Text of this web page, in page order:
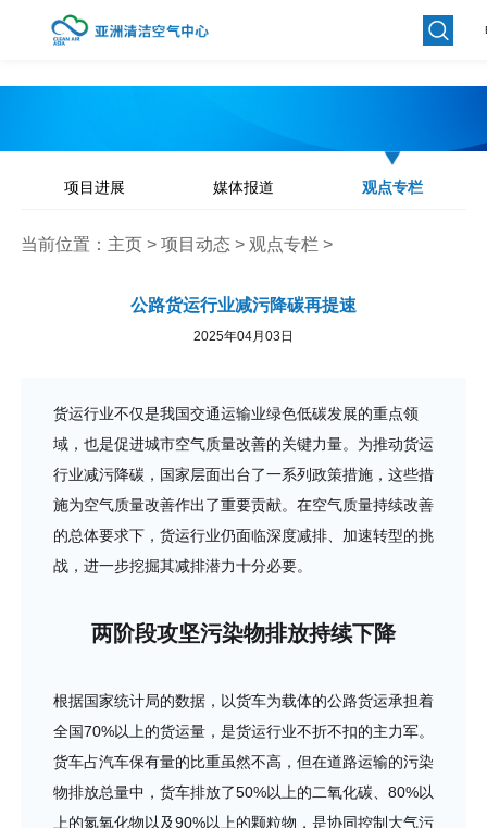
项目进展 媒体报道 观点专栏
当前位置： 主页 >项目动态 >观点专栏 >
公路货运行业减污降碳再提速
2025年04月03日
货运行业不仅是我国交通运输业绿色低碳发展的重点领
域，也是促进城市空气质量改善的关键力量。为推动货运
行业减污降碳，国家层面出台了一系列政策措施，这些措
施为空气质量改善作出了重要贡献。在空气质量持续改善
的总体要求下，货运行业仍面临深度减排、加速转型的挑
战，进一步挖掘其减排潜力十分必要。
两阶段攻坚污染物排放持续下降
根据国家统计局的数据，以货车为载体的公路货运承担着
全国70%以上的货运量，是货运行业不折不扣的主力军。
货车占汽车保有量的比重虽然不高，但在道路运输的污染
物排放总量中，货车排放了50%以上的二氧化碳、80%以
上的氮氧化物以及90%以上的颗粒物，是协同控制大气污